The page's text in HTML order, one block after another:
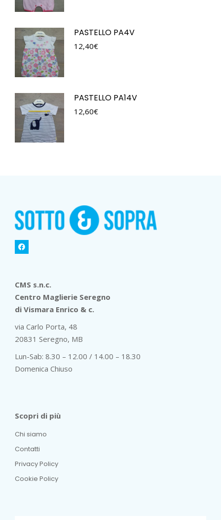
PASTELLO PA4V
12,40€
PASTELLO PA14V
12,60€
CMS s.n.c.
Centro Maglierie Seregno
di Vismara Enrico & c.
via Carlo Porta, 48
20831 Seregno, MB
Lun-Sab: 8.30 – 12.00 / 14.00 – 18.30
Domenica Chiuso
Scopri di più
Chi siamo
Contatti
Privacy Policy
Cookie Policy